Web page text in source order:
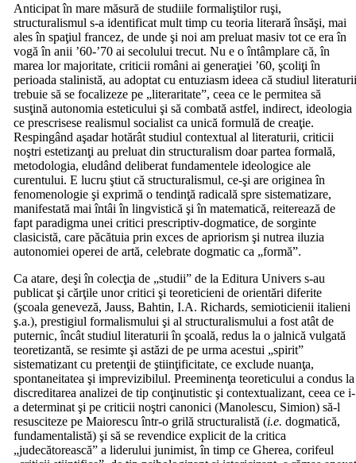
Anticipat în mare măsură de studiile formaliştilor ruşi,
structuralismul s-a identificat mult timp cu teoria literară însăşi, mai
ales în spaţiul francez, de unde şi noi am preluat masiv tot ce era în
vogă în anii ’60-’70 ai secolului trecut. Nu e o întâmplare că, în
marea lor majoritate, criticii români ai generaţiei ’60, şcoliţi în
perioada stalinistă, au adoptat cu entuziasm ideea că studiul
trebuie să se focalizeze pe „literaritate”, ceea ce le permitea să
susţină autonomia esteticului şi să combată astfel, indirect, ideologia
ce prescrisese realismul socialist ca unică formulă de creaţie.
Respingând aşadar hotărât studiul contextual al literaturii, criticii
noştri estetizanţi au preluat din structuralism doar partea formală,
metodologia, eludând deliberat fundamentele ideologice ale
curentului. E lucru ştiut că structuralismul, ce-şi are originea în
fenomenologie şi exprimă o tendinţă radicală spre sistematizare,
manifestată mai întâi în lingvistică şi în matematică, reiterează de
fapt paradigma unei critici prescriptiv-dogmatice, de sorginte
clasicistă, care păcătuia prin exces de apriorism şi nutrea iluzia
autonomiei operei de artă, celebrate dogmatic ca „formă”.
Ca atare, deşi în colecţia de „studii” de la Editura Univers s-au
publicat şi cărţile unor critici şi teoreticieni de orientări diferite
(şcoala geneveză, Jauss, Bahtin, I.A. Richards, semioticienii italieni
ş.a.), prestigiul formalismului şi al structuralismului a fost atât de
puternic, încât studiul literaturii în şcoală, redus la o jalnică vulgată
teoretizantă, se resimte şi astăzi de pe urma acestui „spirit”
sistematizant cu pretenţii de ştiinţificitate, ce exclude nuanţa,
spontaneitatea şi imprevizibilul. Preeminenţa teoreticului a condus la
discreditarea analizei de tip conţinutistic şi contextualizant, ceea ce i-
a determinat şi pe criticii noştri canonici (Manolescu, Simion) să-l
resusciteze pe Maiorescu într-o grilă structuralistă (i.e. dogmatică,
fundamentalistă) şi să se revendice explicit de la critica
„judecătorească” a liderului junimist, în timp ce Gherea, corifeul